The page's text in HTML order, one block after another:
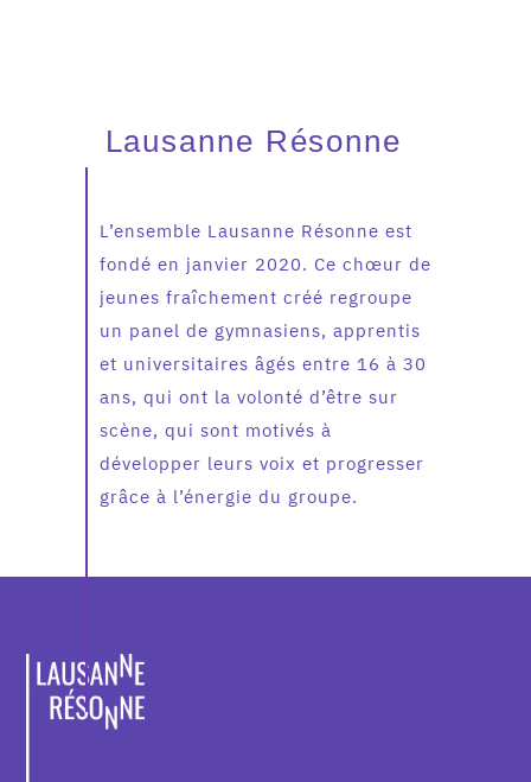
Lausanne Résonne
L’ensemble Lausanne Résonne est
fondé en janvier 2020. Ce chœur de
jeunes fraîchement créé regroupe
un panel de gymnasiens, apprentis
et universitaires âgés entre 16 à 30
ans, qui ont la volonté d’être sur
scène, qui sont motivés à
développer leurs voix et progresser
grâce à l’énergie du groupe.